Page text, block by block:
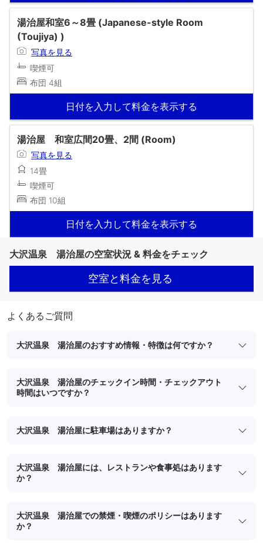
湯治屋和室6～8畳 (Japanese-style Room
(Toujiya) )
写真を見る
喫煙可
布団 4組
日付を入力して料金を表示する
湯治屋 和室広間20畳、2間 (Room)
写真を見る
14畳
喫煙可
布団 10組
日付を入力して料金を表示する
大沢温泉 湯治屋の空室状況 & 料金をチェック
空室と料金を見る
よくあるご質問
大沢温泉 湯治屋のおすすめ情報・特徴は何ですか？
大沢温泉 湯治屋のチェックイン時間・チェックアウト
時間はいつですか？
大沢温泉 湯治屋に駐車場はありますか？
大沢温泉 湯治屋には、レストランや食事処はあります
か？
大沢温泉 湯治屋での禁煙・喫煙のポリシーはあります
か？